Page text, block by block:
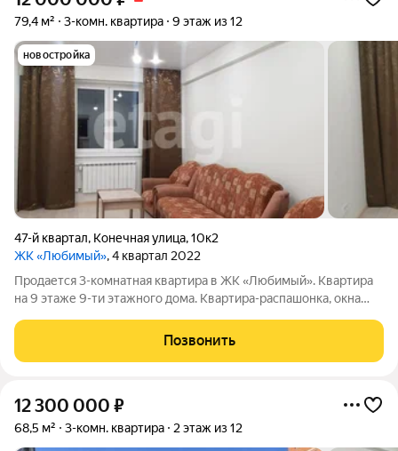
79,4 м² 3-комн. квартира 9 этаж из 12
новостройка
47-й квартал, Конечная улица,10к2
ЖК «Любимый», 4 квартал 2022
Продается 3-комнатная квартира в ЖK «Любимый». Квартира
на 9 этаже 9-ти этажного дома. Квартира-распашонка, окна
Раздельные, не проходные комнаты, раздельный санузел,
балкон. Район с развитой
Позвонить
12 300 000 ₽
68,5 м² 3-комн. квартира 2 этаж из 12